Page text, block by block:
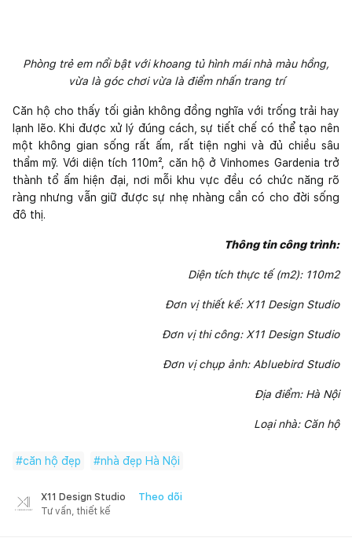
Phòng trẻ em nổi bật với khoang tủ hình mái nhà màu hồng,
vừa là góc chơi vừa là điểm nhấn trang trí
Căn hộ cho thấy tối giản không đồng nghĩa với trống trải hay
lạnh lẽo. Khi được xử lý đúng cách, sự tiết chế có thể tạo nên
một không gian sống rất ấm, rất tiện nghi và đủ chiều sâu
thẩm mỹ. Với diện tích 110m², căn hộ ở Vinhomes Gardenia trở
thành tổ ấm hiện đại, nơi mỗi khu vực đều có chức năng rõ
ràng nhưng vẫn giữ được sự nhẹ nhàng cần có cho đời sống
đô thị.
Thông tin công trình:
Diện tích thực tế (m2): 110m2
Đơn vị thiết kế: X11 Design Studio
Đơn vị thi công: X11 Design Studio
Đơn vị chụp ảnh: Abluebird Studio
Địa điểm: Hà Nội
Loại nhà: Căn hộ
#căn hộ đẹp #nhà đẹp Hà Nội
X11 Design Studio Theo dõi
Tư vấn, thiết kế